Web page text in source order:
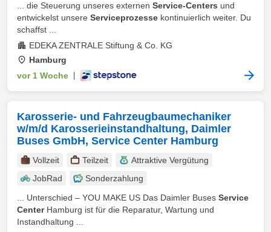
... die Steuerung unseres externen Service-Centers und
entwickelst unsere Serviceprozesse kontinuierlich weiter. Du
schaffst ...
EDEKA ZENTRALE Stiftung & Co. KG
Hamburg
vor 1 Woche
Karosserie- und Fahrzeugbaumechaniker
w/m/d Karosserieinstandhaltung, Daimler
Buses GmbH, Service Center Hamburg
Vollzeit Teilzeit
Attraktive Vergütung
JobRad
Sonderzahlung
... Unterschied – YOU MAKE US Das Daimler Buses Service
CenterHamburg ist für die Reparatur, Wartung und
Instandhaltung ...